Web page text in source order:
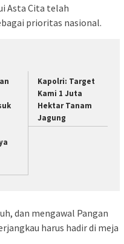
Asta Cita telah
prioritas nasional.
Kapolri: Target
Kami 1 Juta
Hektar Tanam
Jagung
dan mengawal Pangan
harus hadir di meja